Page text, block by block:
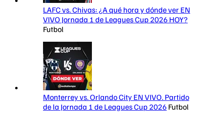
LAFC vs. Chivas: ¿A qué hora y dónde ver EN
VIVO Jornada 1 de Leagues Cup 2026 HOY?
Futbol
Monterrey vs. Orlando City EN VIVO. Partido
de la Jornada 1 de Leagues Cup 2026 Futbol